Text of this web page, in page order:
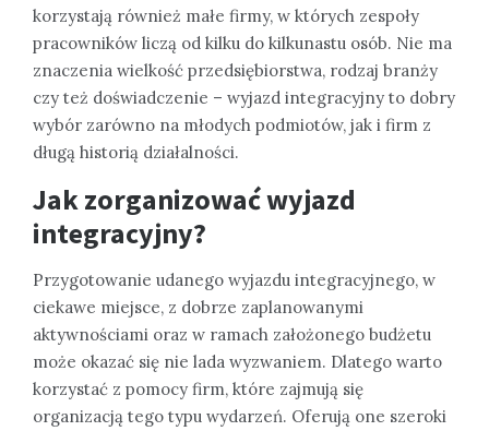
korzystają również małe firmy, w których zespoły
pracowników liczą od kilku do kilkunastu osób. Nie ma
znaczenia wielkość przedsiębiorstwa, rodzaj branży
czy też doświadczenie – wyjazd integracyjny to dobry
wybór zarówno na młodych podmiotów, jak i firm z
długą historią działalności.
Jak zorganizować wyjazd
integracyjny?
Przygotowanie udanego wyjazdu integracyjnego, w
ciekawe miejsce, z dobrze zaplanowanymi
aktywnościami oraz w ramach założonego budżetu
może okazać się nie lada wyzwaniem. Dlatego warto
korzystać z pomocy firm, które zajmują się
organizacją tego typu wydarzeń. Oferują one szeroki